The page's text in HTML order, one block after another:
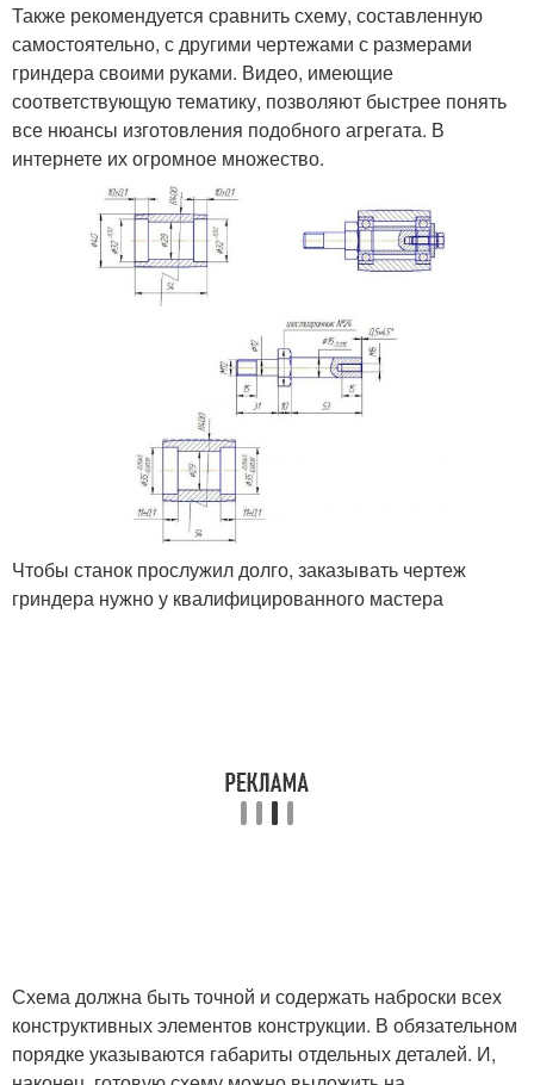
Также рекомендуется сравнить схему, составленную
самостоятельно, с другими чертежами с размерами
гриндера своими руками. Видео, имеющие
соответствующую тематику, позволяют быстрее понять
все нюансы изготовления подобного агрегата. В
интернете их огромное множество.
Чтобы станок прослужил долго, заказывать чертеж
гриндера нужно у квалифицированного мастера
Схема должна быть точной и содержать наброски всех
конструктивных элементов конструкции. В обязательном
порядке указываются габариты отдельных деталей. И,